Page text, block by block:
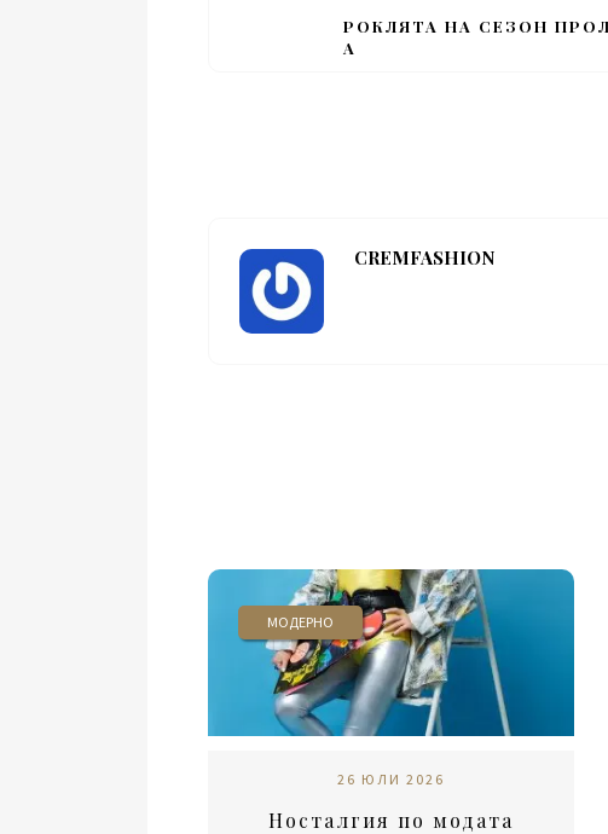
РОКЛЯТА НА СЕЗОН
А
CREMFASHION
МОДЕРНО
26 ЮЛИ 2026
Носталгия по модата